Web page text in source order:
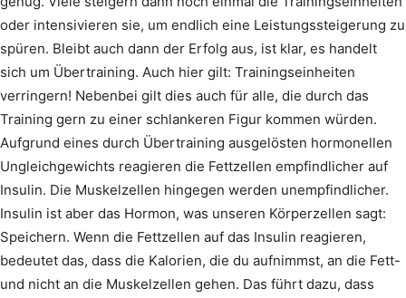
oder intensivieren sie, um endlich eine Leistungssteigerung zu
spüren. Bleibt auch dann der Erfolg aus, ist klar, es handelt
sich um Übertraining. Auch hier gilt: Trainingseinheiten
verringern! Nebenbei gilt dies auch für alle, die durch das
Training gern zu einer schlankeren Figur kommen würden.
Aufgrund eines durch Übertraining ausgelösten hormonellen
Ungleichgewichts reagieren die Fettzellen empfindlicher auf
Insulin. Die Muskelzellen hingegen werden unempfindlicher.
Insulin ist aber das Hormon, was unseren Körperzellen sagt:
Speichern. Wenn die Fettzellen auf das Insulin reagieren,
bedeutet das, dass die Kalorien, die du aufnimmst, an die Fett-
und nicht an die Muskelzellen gehen. Das führt dazu, dass